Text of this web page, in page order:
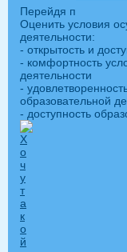
Перейдя п
Оценить условия
деятельности:
- открытость и
- комфортность
деятельности
-
образовательной
- доступность